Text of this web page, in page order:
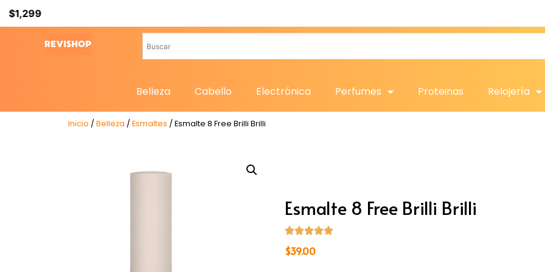
Belleza Cabello Electrónica Perfumes Proteinas Relojería
Inicio / Belleza / Esmaltes / Esmalte 8 Free Brilli Brilli
Esmalte 8 Free Brilli Brilli
$39.00